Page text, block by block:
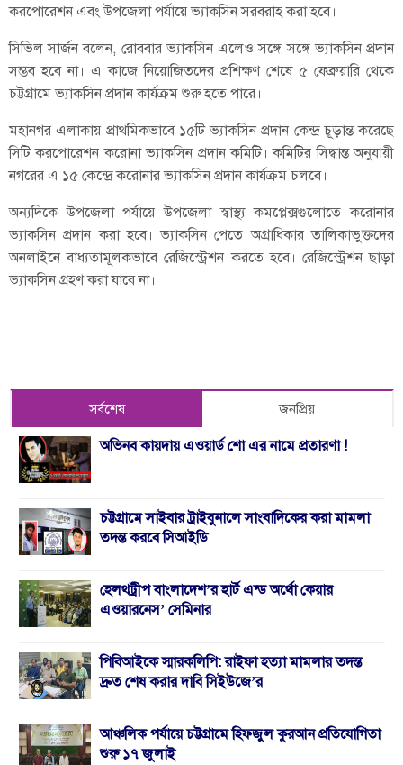
করপোরেশন এবং উপজেলা পর্যায়ে ভ্যাকসিন সরবরাহ করা হবে।
সিভিল সার্জন বলেন, রোববার ভ্যাকসিন এলেও সঙ্গে সঙ্গে ভ্যাকসিন প্রদান
সম্ভব হবে না। এ কাজে নিয়োজিতদের প্রশিক্ষণ শেষে ৫ ফেব্রুয়ারি থেকে
চট্টগ্রামে ভ্যাকসিন প্রদান কার্যক্রম শুরু হতে পারে।
মহানগর এলাকায় প্রাথমিকভাবে ১৫টি ভ্যাকসিন প্রদান কেন্দ্র চূড়ান্ত করেছে
সিটি করপোরেশন করোনা ভ্যাকসিন প্রদান কমিটি। কমিটির সিদ্ধান্ত অনুযায়ী
নগরের এ ১৫ কেন্দ্রে করোনার ভ্যাকসিন প্রদান কার্যক্রম চলবে।
অন্যদিকে উপজেলা পর্যায়ে উপজেলা স্বাস্থ্য কমপ্লেক্সগুলোতে করোনার
ভ্যাকসিন প্রদান করা হবে। ভ্যাকসিন পেতে অগ্রাধিকার তালিকাভুক্তদের
অনলাইনে বাধ্যতামূলকভাবে রেজিস্ট্রেশন করতে হবে। রেজিস্ট্রেশন ছাড়া
ভ্যাকসিন গ্রহণ করা যাবে না।
সর্বশেষ জনপ্রিয়
অভিনব কায়দায় এওয়ার্ড শো এর নামে প্রতারণা !
চট্টগ্রামে সাইবার ট্রাইবুনালে সাংবাদিকের করা মামলা
তদন্ত করবে সিআইডি
হেলথট্রীপ বাংলাদেশ’র হার্ট এন্ড অর্থো কেয়ার
এওয়ারনেস’ সেমিনার
পিবিআইকে স্মারকলিপি: রাইফা হত্যা মামলার তদন্ত
দ্রুত শেষ করার দাবি সিইউজে’র
আঞ্চলিক পর্যায়ে চট্টগ্রামে হিফজুল কুরআন প্রতিযোগিতা
শুরু ১৭ জুলাই